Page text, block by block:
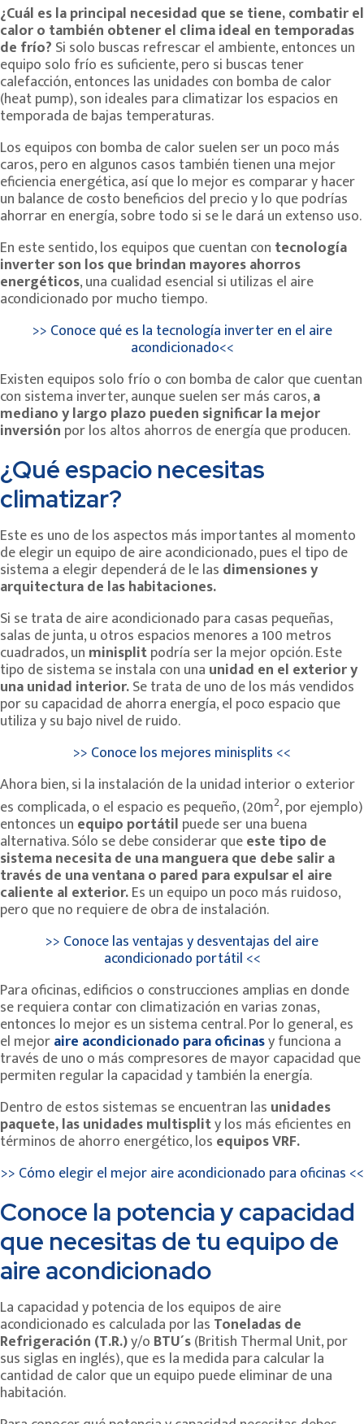
¿Cuál es la principal necesidad que se tiene, combatir el
calor o también obtener el clima ideal en temporadas
de frío? Si solo buscas refrescar el ambiente, entonces un
equipo solo frío es suficiente, pero si buscas tener
calefacción, entonces las unidades con bomba de calor
(heat pump), son ideales para climatizar los espacios en
temporada de bajas temperaturas.
Los equipos con bomba de calor suelen ser un poco más
caros, pero en algunos casos también tienen una mejor
eficiencia energética, así que lo mejor es comparar y hacer
un balance de costo beneficios del precio y lo que podrías
ahorrar en energía, sobre todo si se le dará un extenso uso.
En este sentido, los equipos que cuentan con tecnología
inverterson los que brindan mayores ahorros
energéticos, una cualidad esencial si utilizas el aire
acondicionado por mucho tiempo.
>> Conoce qué es la tecnología inverter en el aire
acondicionado<<
Existen equipos solo frío o con bomba de calor que cuentan
con sistema inverter, aunque suelen ser más caros,a
mediano y largo plazo pueden significar la mejor
inversión por los altos ahorros de energía que producen.
¿Qué espacio necesitas
climatizar?
Este es uno de los aspectos más importantes al momento
de elegir un equipo de aire acondicionado, pues el tipo de
sistema a elegir dependerá de le las dimensiones y
arquitectura de las habitaciones.
Si se trata de aire acondicionado para casas pequeñas,
salas de junta, u otros espacios menores a 100 metros
cuadrados, un minisplitpodría ser la mejor opción. Este
tipo de sistema se instala con una unidad en el exterior y
una unidad interior.Se trata de uno de los más vendidos
por su capacidad de ahorra energía, el poco espacio que
utiliza y su bajo nivel de ruido.
>> Conoce los mejores minisplits <<
Ahora bien, si la instalación de la unidad interior o exterior
es complicada, o el espacio es pequeño, (20m2, por ejemplo)
entonces un equipo portátil puede ser una buena
alternativa. Sólo se debe considerar queeste tipo de
sistema necesita de una manguera que debe salir a
través de una ventana o pared para expulsar el aire
caliente al exterior.Es un equipo un poco más ruidoso,
pero que no requiere de obra de instalación.
>> Conoce las ventajas y desventajas del aire
acondicionado portátil <<
Para oficinas, edificios o construcciones amplias en donde
se requiera contar con climatización en varias zonas,
entonces lo mejor es un sistema central. Por lo general, es
el mejoraire acondicionado para oficinasy funciona a
través de uno o más compresores de mayor capacidad que
permiten regular la capacidad y también la energía.
Dentro de estos sistemas se encuentran las unidades
paquete, las unidades multisplity los más eficientes en
términos de ahorro energético, los equipos VRF.
>> Cómo elegir el mejor aire acondicionado para oficinas <<
Conoce la potencia y capacidad
que necesitas de tu equipo de
aire acondicionado
La capacidad y potencia de los equipos de aire
acondicionado es calculada por las Toneladas de
Refrigeración (T.R.)y/o BTU´s(British Thermal Unit, por
sus siglas en inglés), que es la medida para calcular la
cantidad de calor que un equipo puede eliminar de una
habitación.